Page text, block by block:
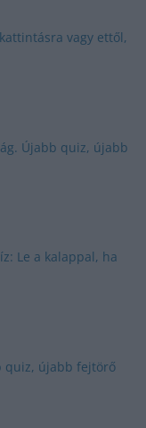
vagy ettől,
Újabb quiz, újabb
Le a kalappal, ha
quiz, újabb fejtörő